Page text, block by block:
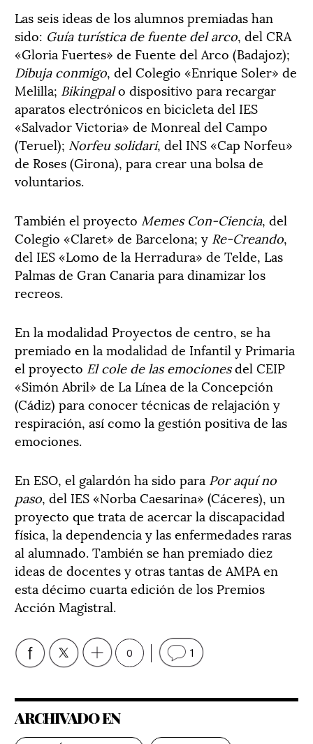
Las seis ideas de los alumnos premiadas han
sido: Guía turística de fuente del arco, del CRA
«Gloria Fuertes» de Fuente del Arco (Badajoz);
Dibuja conmigo, del Colegio «Enrique Soler» de
Melilla; Bikingpalo dispositivo para recargar
aparatos electrónicos en bicicleta del IES
«Salvador Victoria» de Monreal del Campo
(Teruel); Norfeu solidari, del INS «Cap Norfeu»
de Roses (Girona), para crear una bolsa de
voluntarios.
También el proyecto Memes Con-Ciencia, del
Colegio «Claret» de Barcelona; y Re-Creando,
del IES «Lomo de la Herradura» de Telde, Las
Palmas de Gran Canaria para dinamizar los
recreos.
En la modalidad Proyectos de centro, se ha
premiado en la modalidad de Infantil y Primaria
el proyecto El cole de las emocionesdel CEIP
«Simón Abril» de La Línea de la Concepción
(Cádiz) para conocer técnicas de relajación y
respiración, así como la gestión positiva de las
emociones.
En ESO, el galardón ha sido para Por aquí no
paso, del IES «Norba Caesarina» (Cáceres), un
proyecto que trata de acercar la discapacidad
física, la dependencia y las enfermedades raras
al alumnado. También se han premiado diez
ideas de docentes y otras tantas de AMPA en
esta décimo cuarta edición de los Premios
Acción Magistral.
0 1
ARCHIVADO EN